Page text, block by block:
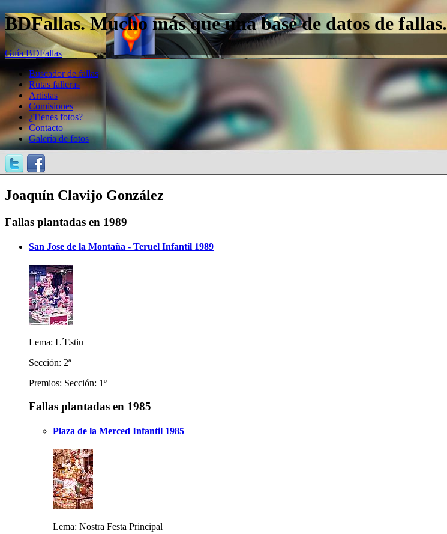
BDFallas. Mucho más que una base de datos de fallas.
Guía BDFallas
Buscador de fallas
Rutas falleras
Artistas
Comisiones
¿Tienes fotos?
Contacto
Galería de fotos
Joaquín Clavijo González
Fallas plantadas en 1989
San Jose de la Montaña - Teruel Infantil 1989
Lema: L´Estiu
Sección: 2ª
Premios: Sección: 1º
Fallas plantadas en 1985
Plaza de la Merced Infantil 1985
Lema: Nostra Festa Principal